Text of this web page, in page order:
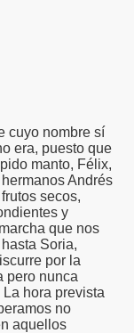
cuyo nombre sí
era, puesto que
manto, Félix,
Andrés
secos,
y
que nos
Soria,
por la
pero nunca
hora prevista
no
aquellos